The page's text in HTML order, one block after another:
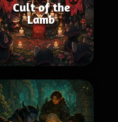
Cult of the
Lamb